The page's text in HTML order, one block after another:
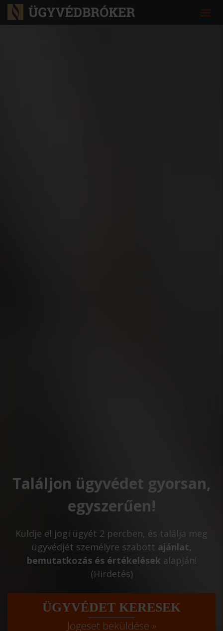
Találjon ügyvédet gyorsan,
egyszerűen!
Küldje el jogi ügyét 2 percben, és találja meg
ügyvédjét személyre szabott ajánlat,
bemutatkozás és értékelések alapján!
(Hirdetés)
ÜGYVÉDET KERESEK
Jogeset beküldése »